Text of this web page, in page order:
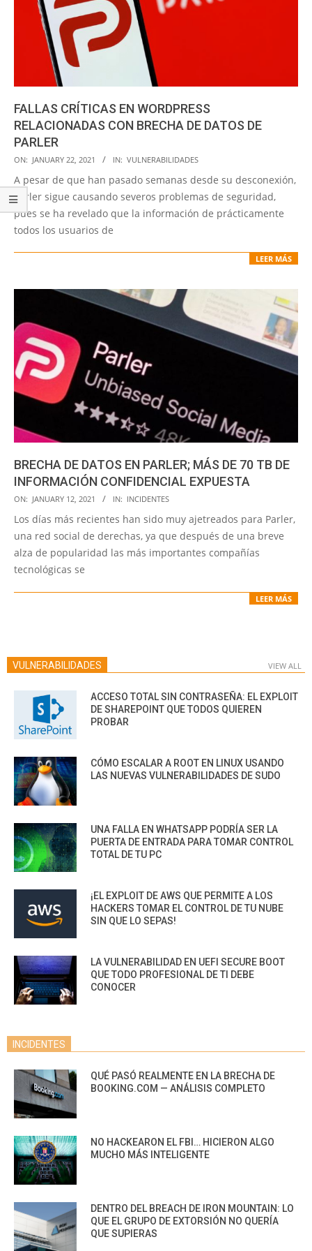
FALLAS CRÍTICAS EN WORDPRESS
RELACIONADAS CON BRECHA DE DATOS DE
PARLER
2021-
01-
22
ON: JANUARY 22, 2021 IN: VULNERABILIDADES
A pesar de que han pasado semanas desde su desconexión,
Parler sigue causando severos problemas de seguridad,
pues se ha revelado que la información de prácticamente
todos los usuarios de
LEER MÁS
BRECHA DE DATOS EN PARLER; MÁS DE 70 TB DE
INFORMACIÓN CONFIDENCIAL EXPUESTA
2021-
01-
12
ON: JANUARY 12, 2021 IN: INCIDENTES
Los días más recientes han sido muy ajetreados para Parler,
una red social de derechas, ya que después de una breve
alza de popularidad las más importantes compañías
tecnológicas se
LEER MÁS
VULNERABILIDADES VIEW ALL
ACCESO TOTAL SIN CONTRASEÑA: EL EXPLOIT
DE SHAREPOINT QUE TODOS QUIEREN
PROBAR
CÓMO ESCALAR A ROOT EN LINUX USANDO
LAS NUEVAS VULNERABILIDADES DE SUDO
UNA FALLA EN WHATSAPP PODRÍA SER LA
PUERTA DE ENTRADA PARA TOMAR CONTROL
TOTAL DE TU PC
¡EL EXPLOIT DE AWS QUE PERMITE A LOS
HACKERS TOMAR EL CONTROL DE TU NUBE
SIN QUE LO SEPAS!
LA VULNERABILIDAD EN UEFI SECURE BOOT
QUE TODO PROFESIONAL DE TI DEBE
CONOCER
INCIDENTES
QUÉ PASÓ REALMENTE EN LA BRECHA DE
BOOKING.COM — ANÁLISIS COMPLETO
NO HACKEARON EL FBI… HICIERON ALGO
MUCHO MÁS INTELIGENTE
DENTRO DEL BREACH DE IRON MOUNTAIN: LO
QUE EL GRUPO DE EXTORSIÓN NO QUERÍA
QUE SUPIERAS